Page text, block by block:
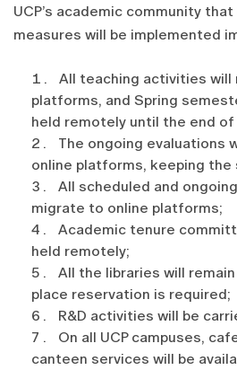
UCP’s academic community
measures will be implemented
All teaching activities will
platforms, and Spring
held remotely until the end
The ongoing evaluations
online platforms, keeping the
All scheduled and
migrate to online platforms;
Academic tenure
held remotely;
All the libraries will
place reservation is required;
R&D activities will be
On all UCP campuses,
canteen services will be